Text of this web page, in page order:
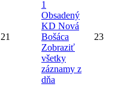
21
1
Obsadený
KD Nová
Bošáca
Zobraziť
všetky
záznamy z
dňa
23